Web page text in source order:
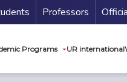
Professors
Programs UR international